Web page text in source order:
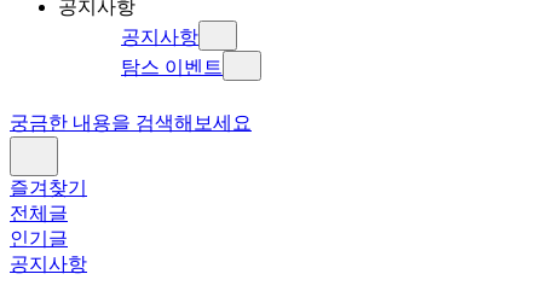
공지사항
공지사항
탐스 이벤트
궁금한 내용을 검색해보세요
즐겨찾기
전체글
인기글
공지사항